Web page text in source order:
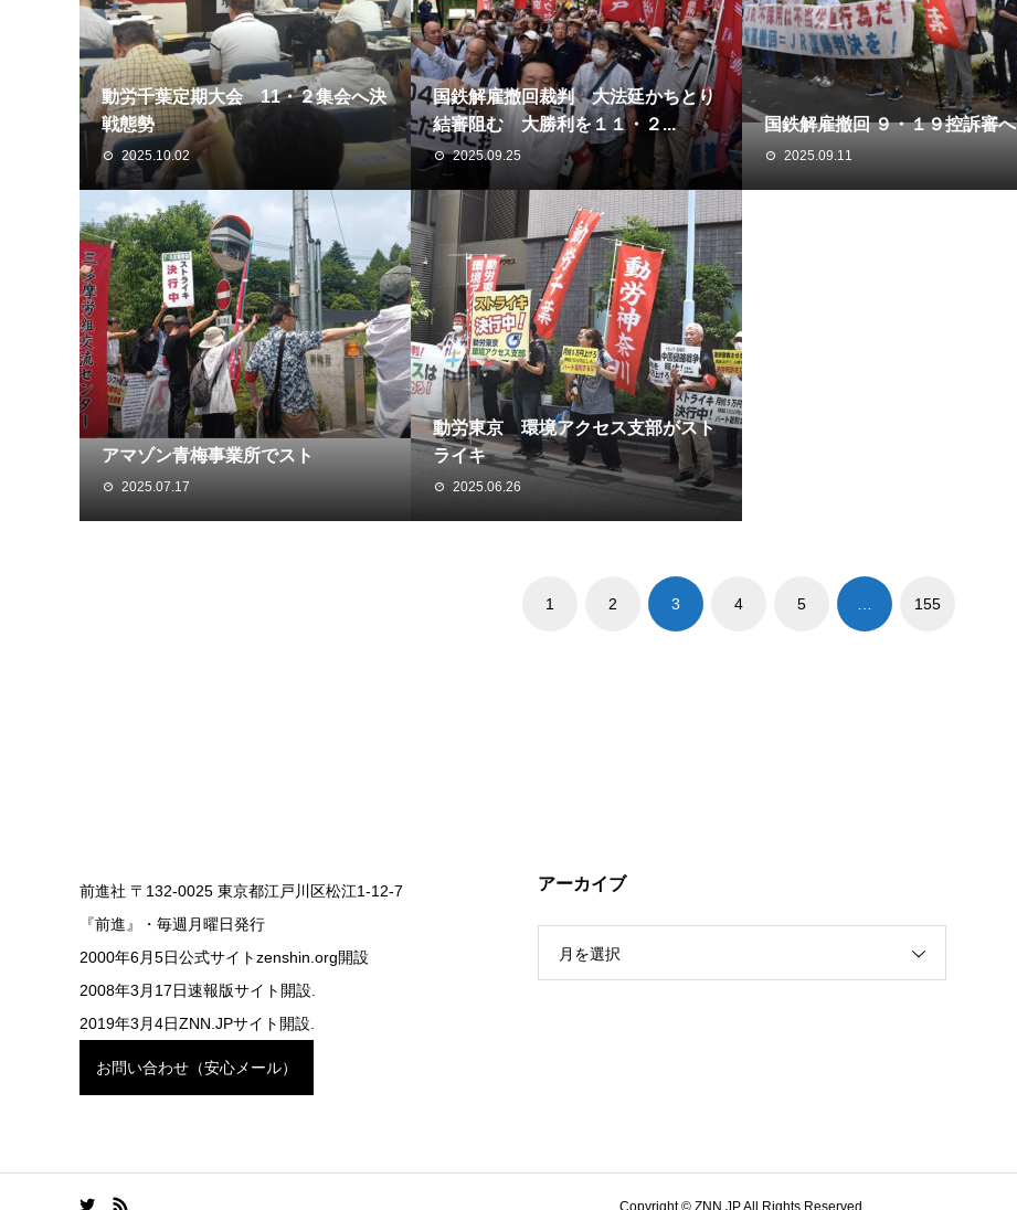
動労千葉定期大会 11・２集会へ決
戦態勢
2025.10.02
国鉄解雇撤回裁判 大法廷かちとり
結審阻む 大勝利を１１・２...
2025.09.25
国鉄解雇撤回 ９・１９控訴審へ
2025.09.11
アマゾン青梅事業所でスト
2025.07.17
動労東京 環境アクセス支部がスト
ライキ
2025.06.26
1 2 3 4 5 155
前進社 〒132-0025 東京都江戸川区松江1-12-7
『前進』・毎週月曜日発行
2000年6月5日公式サイトzenshin.org開設
2008年3月17日速報版サイト開設.
2019年3月4日ZNN.JPサイト開設.
お問い合わせ（安心メール）
アーカイブ
月を選択
Copyright © ZNN.JP All Rights Reserved.